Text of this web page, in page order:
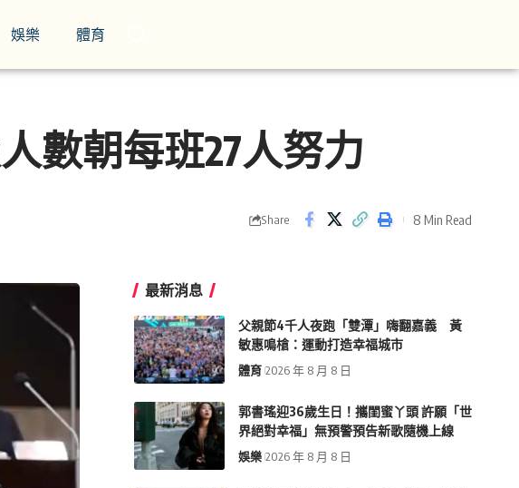
娛樂 體育
數朝每班27人努力
Share 8 Min Read
最新消息
父親節4千人夜跑「雙潭」嗨翻嘉義 黃
敏惠鳴槍：運動打造幸福城市
體育 2026 年 8 月 8 日
郭書瑤迎36歲生日！攜閨蜜丫頭 許願「世
界絕對幸福」無預警預告新歌隨機上線
娛樂 2026 年 8 月 8 日